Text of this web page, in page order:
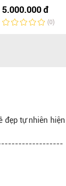
5.000.000 đ
(0)
đẹp tự nhiên hiện